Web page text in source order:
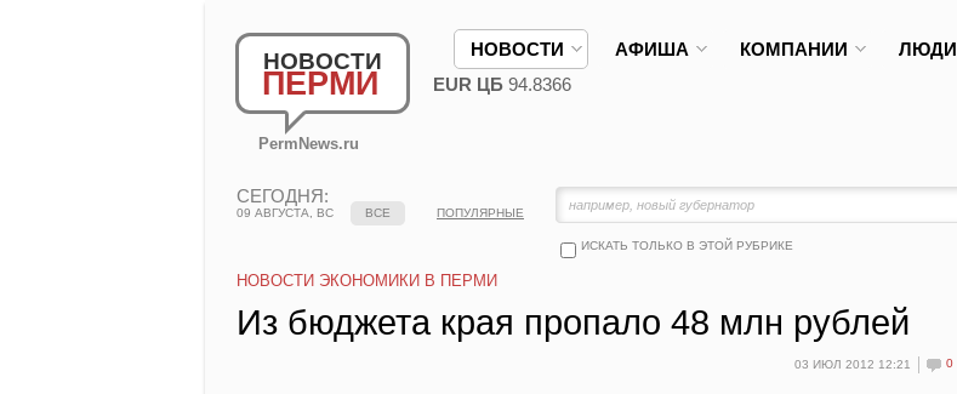
НОВОСТИ
ПЕРМИ
PermNews.ru
НОВОСТИ АФИША КОМПАНИИ ЛЮДИ
EUR ЦБ 94.8366
СЕГОДНЯ:
09 АВГУСТА, ВС
ИСКАТЬ ТОЛЬКО В ЭТОЙ РУБРИКЕ
ВСЕ ПОПУЛЯРНЫЕ
НОВОСТИ ЭКОНОМИКИ В ПЕРМИ
Из бюджета края пропало 48 млн рублей
03 ИЮЛ 2012 12:21 0